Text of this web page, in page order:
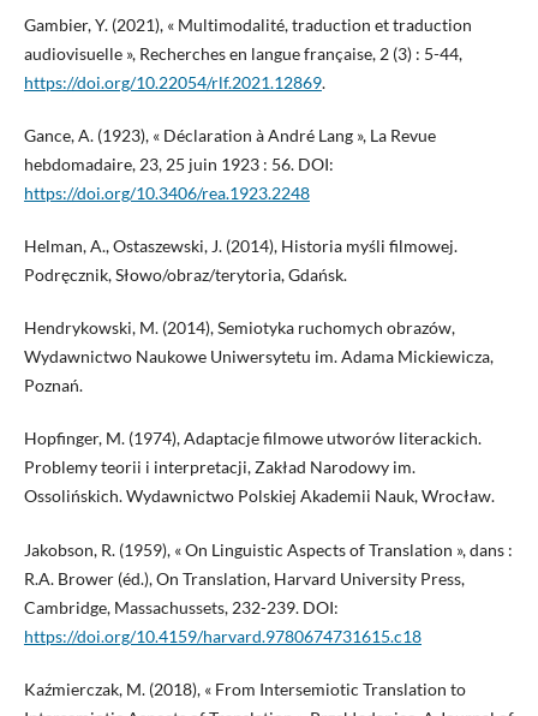
Gambier, Y. (2021), « Multimodalité, traduction et traduction
audiovisuelle », Recherches en langue française, 2 (3) : 5-44,
https://doi.org/10.22054/rlf.2021.12869.
Gance, A. (1923), « Déclaration à André Lang », La Revue
hebdomadaire, 23, 25 juin 1923 : 56. DOI:
https://doi.org/10.3406/rea.1923.2248
Helman, A., Ostaszewski, J. (2014), Historia myśli filmowej.
Podręcznik, Słowo/obraz/terytoria, Gdańsk.
Hendrykowski, M. (2014), Semiotyka ruchomych obrazów,
Wydawnictwo Naukowe Uniwersytetu im. Adama Mickiewicza,
Poznań.
Hopfinger, M. (1974), Adaptacje filmowe utworów literackich.
Problemy teorii i interpretacji, Zakład Narodowy im.
Ossolińskich. Wydawnictwo Polskiej Akademii Nauk, Wrocław.
Jakobson, R. (1959), « On Linguistic Aspects of Translation », dans :
R.A. Brower (éd.), On Translation, Harvard University Press,
Cambridge, Massachussets, 232-239. DOI:
https://doi.org/10.4159/harvard.9780674731615.c18
Kaźmierczak, M. (2018), « From Intersemiotic Translation to